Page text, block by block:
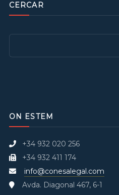
CERCAR
ON ESTEM
+34 932 020 256
+34 932 411 174
info@conesalegal.com
Avda. Diagonal 467, 6-1